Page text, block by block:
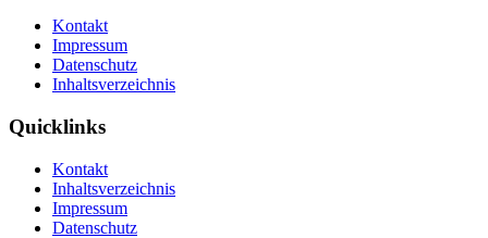
Kontakt
Impressum
Datenschutz
Inhaltsverzeichnis
Quicklinks
Kontakt
Inhaltsverzeichnis
Impressum
Datenschutz